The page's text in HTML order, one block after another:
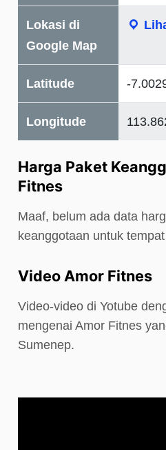
Lokasi di
Google Map
Latitude -
Longitude
Harga Paket
Fitnes
Maaf, belum ada data
keanggotaan untuk
Video Amor Fitnes
Video-video di Yotube
mengenai Amor Fitnes
Sumenep.